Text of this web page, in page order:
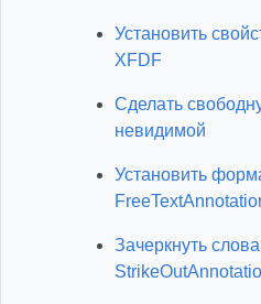
Установить
XFDF
Сделать
невидимой
Установить
Зачеркнуть